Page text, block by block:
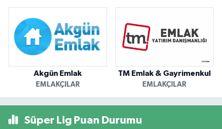
Akgün Emlak
EMLAKÇILAR
TM Emlak & Gayrimenkul
EMLAKÇILAR
Süper Lig Puan Durumu